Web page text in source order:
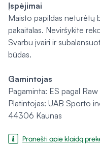
Įspėjimai
Maisto papildas neturėtų
pakaitalas. Neviršykite
Svarbu įvairi ir
būdas.
Gamintojas
Pagaminta: ES pagal
Platintojas: UAB Sporto
44306 Kaunas
Pranešti apie klaidą